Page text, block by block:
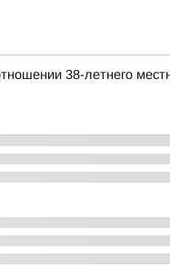
38-летнего